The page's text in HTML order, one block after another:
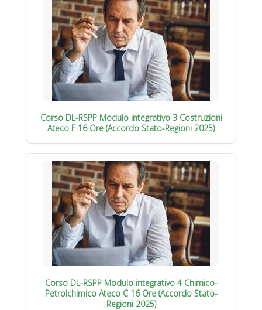
Corso DL-RSPP Modulo integrativo 3 Costruzioni
Ateco F 16 Ore (Accordo Stato-Regioni 2025)
Corso DL-RSPP Modulo integrativo 4 Chimico-
Petrolchimico Ateco C 16 Ore (Accordo Stato-
Regioni 2025)